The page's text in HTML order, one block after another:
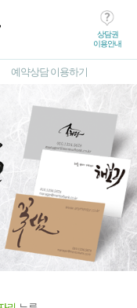
상담권
이용안내
예약상담 이용하기